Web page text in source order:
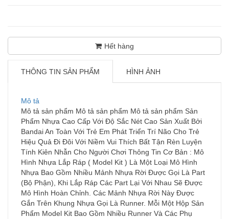
Hết hàng
THÔNG TIN SẢN PHẨM HÌNH ẢNH
Mô tả
Mô tả sản phẩm Mô tả sản phẩm Mô tả sản phẩm Sản
Phẩm Nhựa Cao Cấp Với Độ Sắc Nét Cao Sản Xuất Bởi
Bandai An Toàn Với Trẻ Em Phát Triển Trí Não Cho Trẻ
Hiệu Quả Đi Đôi Với Niềm Vui Thích Bất Tận Rèn Luyện
Tính Kiên Nhẫn Cho Người Chơi Thông Tin Cơ Bản : Mô
Hình Nhựa Lắp Ráp ( Model Kit ) Là Một Loại Mô Hình
Nhựa Bao Gồm Nhiều Mảnh Nhựa Rời Được Gọi Là Part
(Bộ Phận), Khi Lắp Ráp Các Part Lại Với Nhau Sẽ Được
Mô Hình Hoàn Chỉnh. Các Mảnh Nhựa Rời Này Được
Gắn Trên Khung Nhựa Gọi Là Runner. Mỗi Một Hộp Sản
Phẩm Model Kit Bao Gồm Nhiều Runner Và Các Phụ